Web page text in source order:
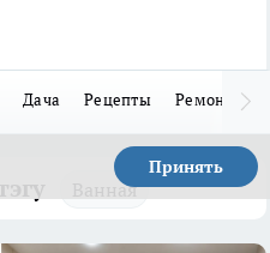
Дача Рецепты Ремонт
Принять
Ванная